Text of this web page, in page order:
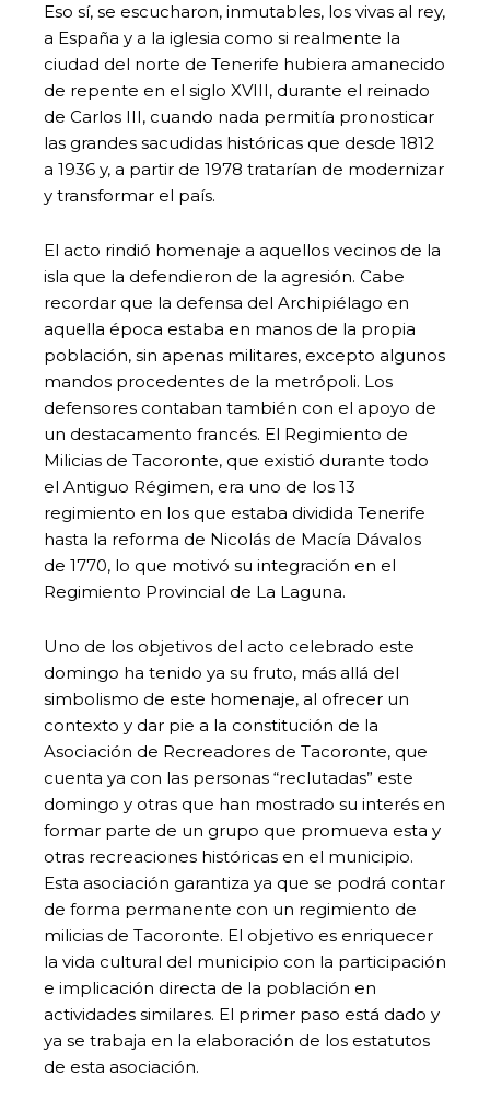
Eso sí, se escucharon, inmutables, los vivas al rey,
a España y a la iglesia como si realmente la
ciudad del norte de Tenerife hubiera amanecido
de repente en el siglo XVIII, durante el reinado
de Carlos III, cuando nada permitía pronosticar
las grandes sacudidas históricas que desde 1812
a 1936 y, a partir de 1978 tratarían de modernizar
y transformar el país.
El acto rindió homenaje a aquellos vecinos de la
isla que la defendieron de la agresión. Cabe
recordar que la defensa del Archipiélago en
aquella época estaba en manos de la propia
población, sin apenas militares, excepto algunos
mandos procedentes de la metrópoli. Los
defensores contaban también con el apoyo de
un destacamento francés. El Regimiento de
Milicias de Tacoronte, que existió durante todo
el Antiguo Régimen, era uno de los 13
regimiento en los que estaba dividida Tenerife
hasta la reforma de Nicolás de Macía Dávalos
de 1770, lo que motivó su integración en el
Regimiento Provincial de La Laguna.
Uno de los objetivos del acto celebrado este
domingo ha tenido ya su fruto, más allá del
simbolismo de este homenaje, al ofrecer un
contexto y dar pie a la constitución de la
Asociación de Recreadores de Tacoronte, que
cuenta ya con las personas “reclutadas” este
domingo y otras que han mostrado su interés en
formar parte de un grupo que promueva esta y
otras recreaciones históricas en el municipio.
Esta asociación garantiza ya que se podrá contar
de forma permanente con un regimiento de
milicias de Tacoronte. El objetivo es enriquecer
la vida cultural del municipio con la participación
e implicación directa de la población en
actividades similares. El primer paso está dado y
ya se trabaja en la elaboración de los estatutos
de esta asociación.